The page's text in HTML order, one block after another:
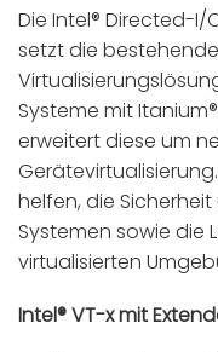
Die Intel® Directed-
setzt die
Systeme mit
erweitert diese um
helfen, die
Systemen sowie die
virtualisierten
Intel® VT-x mit